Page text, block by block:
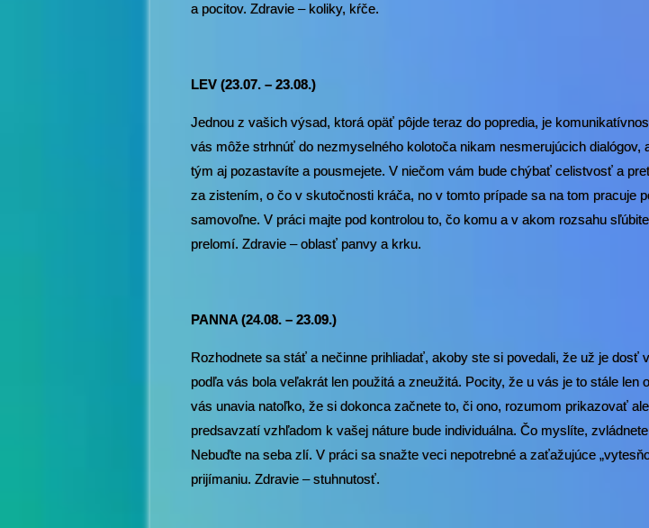
a pocitov. Zdravie – koliky, kŕče.
LEV (23.07. – 23.08.)
Jednou z vašich výsad, ktorá opäť pôjde teraz do popredia, je
vás môže strhnúť do nezmyselného kolotoča nikam nesmerujúcich dialógov,
tým aj pozastavíte a pousmejete. V niečom vám bude chýbať celistvosť a
za zistením, o čo v skutočnosti kráča, no v tomto prípade sa na tom pracuje
samovoľne. V práci majte pod kontrolou to, čo komu a v akom rozsahu
prelomí. Zdravie – oblasť panvy a krku.
PANNA (24.08. – 23.09.)
Rozhodnete sa stáť a nečinne prihliadať, akoby ste si povedali, že už je dosť
podľa vás bola veľakrát len použitá a zneužitá. Pocity, že u vás je to stále len
vás unavia natoľko, že si dokonca začnete to, či ono, rozumom prikazovať
predsavzatí vzhľadom k vašej náture bude individuálna. Čo myslíte,
Nebuďte na seba zlí. V práci sa snažte veci nepotrebné a zaťažujúce
prijímaniu. Zdravie – stuhnutosť.